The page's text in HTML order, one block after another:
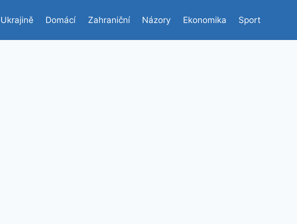
Domácí Zahraniční Názory Ekonomika Sport